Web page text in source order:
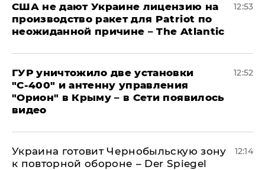
США не дают Украине лицензию на
производство ракет для Patriot по
неожиданной причине – The Atlantic
12:53
ГУР уничтожило две установки
"С‑400" и антенну управления
"Орион" в Крыму – в Сети появилось
видео
12:52
Украина готовит Чернобыльскую зону
к повторной обороне – Der Spiegel
12:14